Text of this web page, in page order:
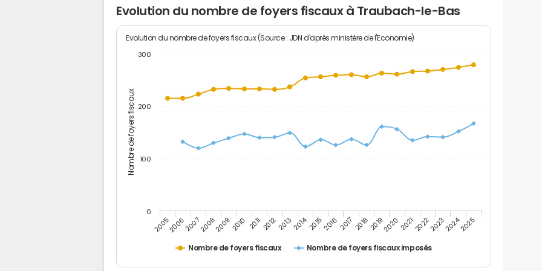
Evolution du nombre de foyers fiscaux à Traubach-le-Bas
Nombre de foyers fiscaux
Evolution du nombre de foyers fiscaux (Source : JDN d'après ministère de l'Economie)
Nombre de foyers fiscaux Nombre de foyers fiscaux imposés
200520062007200820092010 201120122013201420152016 2017 20182019202020212022202320242025
0
100
200
300